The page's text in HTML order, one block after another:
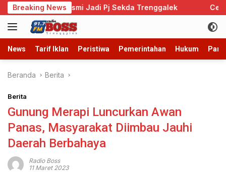
Langsung
ke
konten
Breaking News
Resmi Jadi Pj Sekda Trenggalek Cegah
News Tarif Iklan Peristiwa Pemerintahan Hukum
Beranda Berita
Berita
Gunung Merapi Luncurkan Awan
Panas, Masyarakat Diimbau Jauhi
Daerah Berbahaya
Radio Boss
11 Maret 2023